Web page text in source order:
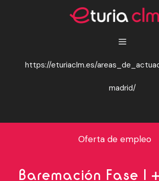
https://eturiaclm.es/
madrid/
Oferta de empleo
Baremación Fase I